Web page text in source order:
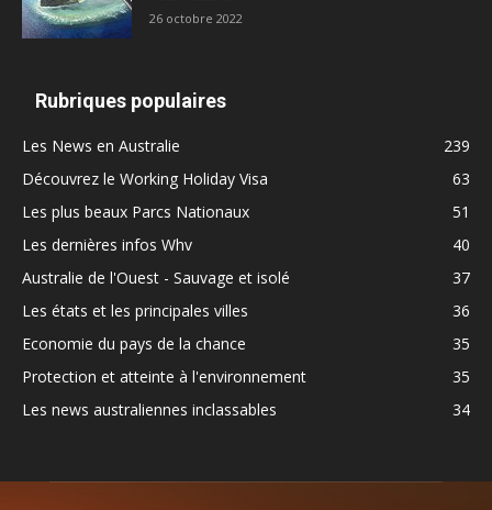
26 octobre 2022
Rubriques populaires
Les News en Australie
239
Découvrez le Working Holiday Visa
63
Les plus beaux Parcs Nationaux
51
Les dernières infos Whv
40
Australie de l'Ouest - Sauvage et isolé
37
Les états et les principales villes
36
Economie du pays de la chance
35
Protection et atteinte à l'environnement
35
Les news australiennes inclassables
34